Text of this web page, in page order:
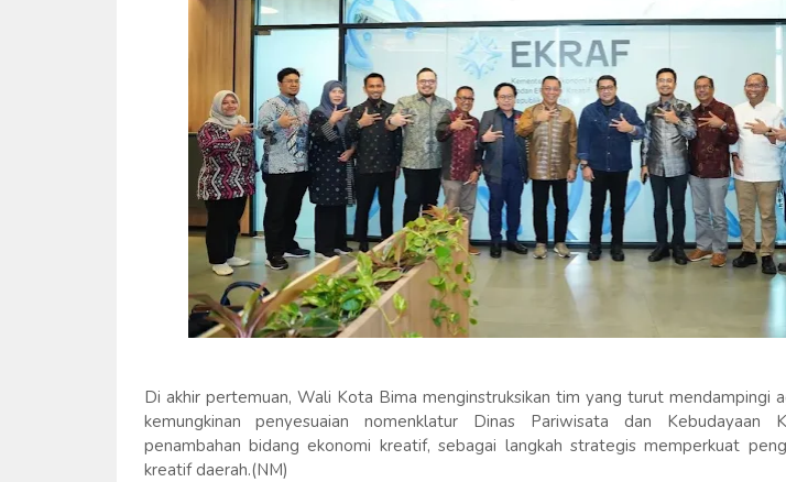
Di akhir pertemuan, Wali Kota Bima menginstruksikan tim yang turut mendampingi
kemungkinan penyesuaian nomenklatur Dinas Pariwisata dan Kebudayaan
penambahan bidang ekonomi kreatif, sebagai langkah strategis memperkuat
kreatif daerah.(NM)